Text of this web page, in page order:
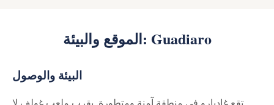
الموقع والبيئة: Guadiaro
البيئة والوصول
تقع غاديارو في منطقة آمنة ومتطورة. يقرب ملعب غولف لا